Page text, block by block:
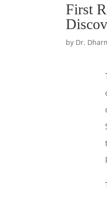
First
by Dr.